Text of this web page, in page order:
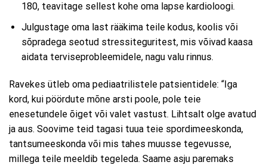
180, teavitage sellest kohe oma lapse kardioloogi.
Julgustage oma last rääkima teile kodus, koolis või
sõpradega seotud stressiteguritest, mis võivad kaasa
aidata terviseprobleemidele, nagu valu rinnus.
Ravekes ütleb oma pediaatrilistele patsientidele: “Iga
kord, kui pöördute mõne arsti poole, pole teie
enesetundele õiget või valet vastust. Lihtsalt olge avatud
ja aus. Soovime teid tagasi tuua teie spordimeeskonda,
tantsumeeskonda või mis tahes muusse tegevusse,
millega teile meeldib tegeleda. Saame asju paremaks